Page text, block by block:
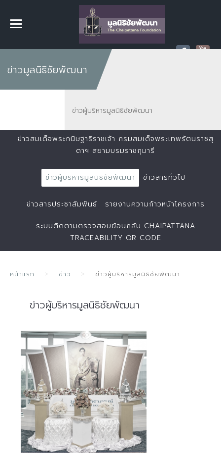
ข่าวมูลนิธิชัยพัฒนา
ข่าวผู้บริหารมูลนิธิชัยพัฒนา
ข่าวสมเด็จพระกนิษฐาธิราชเจ้า กรมสมเด็จพระเทพรัตนราชสุ
ดาฯ สยามบรมราชกุมารี
ข่าวผู้บริหารมูลนิธิชัยพัฒนา ข่าวสารทั่วไป
ข่าวสารประชาสัมพันธ์ รายงานความก้าวหน้าโครงการ
ระบบติดตามตรวจสอบย้อนกลับ CHAIPATTANA
TRACEABILITY QR CODE
หน้าแรก ข่าว ข่าวผู้บริหารมูลนิธิชัยพัฒนา
ข่าวผู้บริหารมูลนิธิชัยพัฒนา